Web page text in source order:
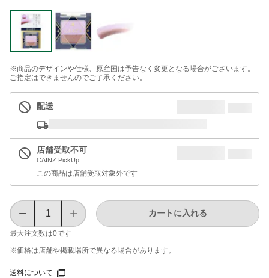
※商品のデザインや仕様、原産国は予告なく変更となる場合がございます。
ご指定はできませんのでご了承ください。
配送
店舗受取不可
CAINZ PickUp
この商品は店舗受取対象外です
最大注文数は0です
カートに入れる
※価格は​店舗や​掲載場所で​異なる​場合が​あります。
送料について